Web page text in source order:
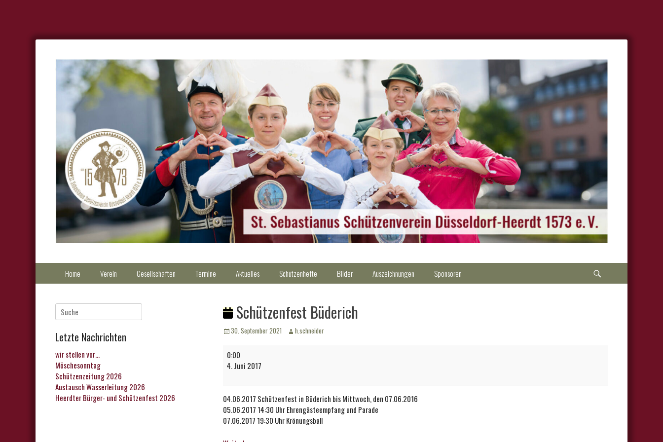
Primärmenu
Home Verein Gesellschaften Termine Aktuelles Schützenhefte Bilder Auszeichnungen Sponsoren
Schützenfest Büderich
Veröffentlicht
30. September 2021 Autorh.schneider
Schützenfest
Büderich
0:00
4. Juni 2017
04.06.2017 Schützenfest in Büderich bis Mittwoch, den 07.06.2016
05.06.2017 14:30 Uhr Ehrengästeempfang und Parade
07.06.2017 19:30 Uhr Krönungsball
Suche
nach:
Letzte Nachrichten
wir stellen vor…
Möschesonntag
Schützenzeitung 2026
Austausch Wasserleitung 2026
Heerdter Bürger- und Schützenfest 2026